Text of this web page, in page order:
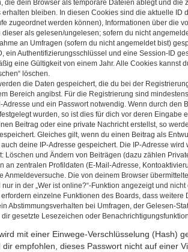
die dein Browser als temporäre Dateien ablegt und die
erhalten bleiben. In diesen Cookies sind die aktuelle ID
zugeordnet werden können), Informationen über die
dieser als gelesen/ungelesen; sofern du nicht
an Umfragen (sofern du nicht angemeldet bist)
ein Authentifizierungsschlüssel und eine Session-ID
eine Gültigkeit von einem Jahr. Alle Cookies kannst
löschen.
die Daten gespeichert, die du bei der
Bereich angibst. Für die Registrierung sind
Adresse und ein Passwort notwendig. Wenn durch den
wurden, so ist dies für dich vor deren Eingabe
Beitrag oder eine private Nachricht erstellst, so
Gleiches gilt, wenn du einen Beitrag als
auch deine IP-Adresse gespeichert. Die IP-Adresse
Löschen und Ändern von Beiträgen (dazu zählen
an zentralen Profildaten (E-Mail-Adresse,
Anmeldeversuche. Die von deinem Browser
nur in der „Wer ist online?“-Funktion angezeigt und
einzelne Funktionen des Boards, dass weitere
Abstimmungsverhalten bei Umfragen, der Gelesen-
gesetzte Lesezeichen oder
mit einer Einwege-Verschlüsselung (Hash)
dir empfohlen, dieses Passwort nicht auf einer